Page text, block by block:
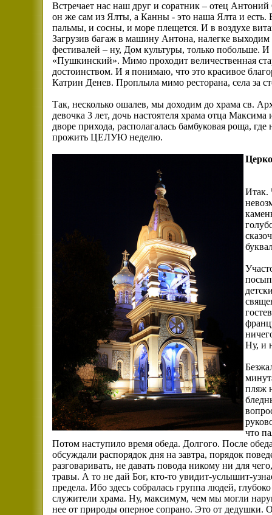
Встречает нас наш друг и соратник – отец
он же сам из Ялты, а Канны - это наша Ялта и есть.
пальмы, и сосны, и море плещется. И в воздухе
Загрузив багаж в машину Антона, налегке
фестивалей – ну, Дом культуры, только побольше.
«Пушкинский». Мимо проходит величественная
достоинством. И я понимаю, что это красивое
Катрин Денев. Проплыла мимо ресторана, села за
Так, несколько ошалев, мы доходим до храма св.
девочка 3 лет, дочь настоятеля храма отца
дворе прихода, располагалась бамбуковая роща,
прожить ЦЕЛУЮ неделю.
Итак.
Ну, и
пляж
что
Потом наступило время обеда. Долгого. После
обсуждали распорядок дня на завтра, порядок
разговаривать, не давать повода никому ни для
травы. А то не дай Бог, кто-то увидит-услышит-
предела. Ибо здесь собралась группа людей,
служители храма. Ну, максимум, чем мы могли
нее от природы оперное сопрано. Это от дедушки.